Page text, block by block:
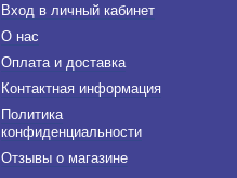
Вход в личный кабинет
О нас
Оплата и доставка
Контактная информация
Политика
конфиденциальности
Отзывы о магазине